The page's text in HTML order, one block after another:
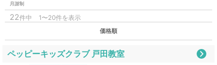
月謝制
22件中 1〜20件を表示
価格順
ペッピーキッズクラブ 戸田教室